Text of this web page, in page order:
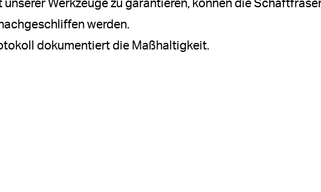
unserer Werkzeuge zu garantieren, können die Schaftfräser
werden.
dokumentiert die Maßhaltigkeit.